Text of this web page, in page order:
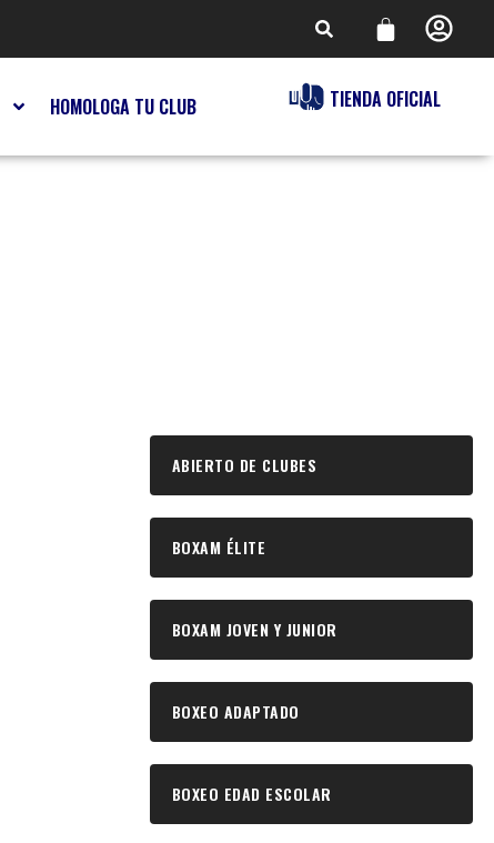
HOMOLOGA TU CLUB TIENDA OFICIAL
ABIERTO DE CLUBES
BOXAM ÉLITE
BOXAM JOVEN Y JUNIOR
BOXEO ADAPTADO
BOXEO EDAD ESCOLAR